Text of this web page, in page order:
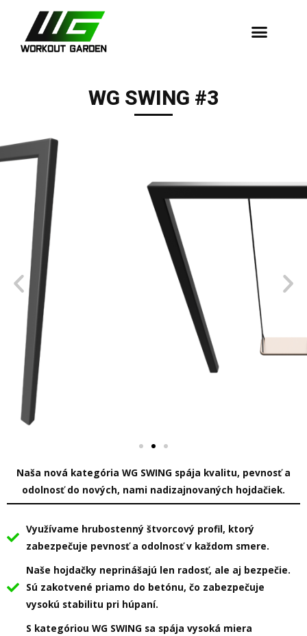
WG SWING #3
Naša nová kategória WG SWING spája kvalitu, pevnosť a
odolnosť do nových, nami nadizajnovaných hojdačiek.
Využívame hrubostenný štvorcový profil, ktorý
zabezpečuje pevnosť a odolnosť v každom smere.
Naše hojdačky neprinášajú len radosť, ale aj bezpečie.
Sú zakotvené priamo do betónu, čo zabezpečuje
vysokú stabilitu pri húpaní.
S kategóriou WG SWING sa spája vysoká miera